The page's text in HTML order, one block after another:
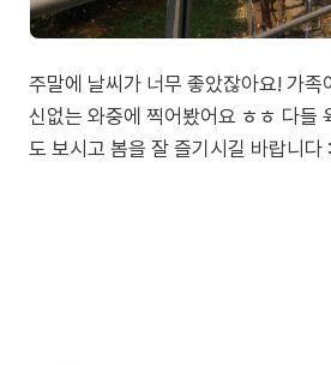
주말에 날씨가 너무 좋았잖아요! 가족
신없는 와중에 찍어봤어요 ㅎㅎ 다들
도 보시고 봄을 잘 즐기시길 바랍니다